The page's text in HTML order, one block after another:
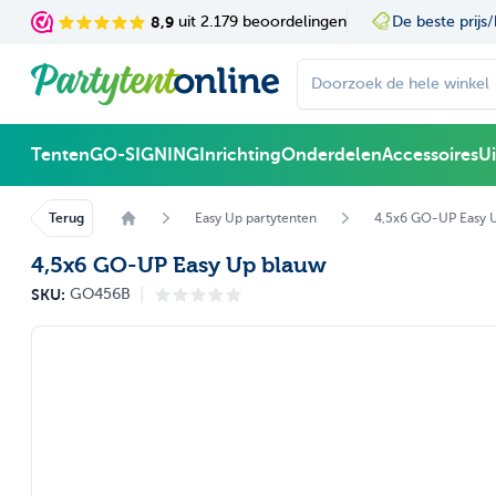
Ga naar de inhoud 8,9 uit 2.179 beoordelingen De beste
TentenGO-SIGNING InrichtingOnderdelenAccessoires
Terug Easy Up partytenten 4,5x6 GO-UP Easy
4,5x6 GO-UP Easy Up blauw
SKU: GO456B